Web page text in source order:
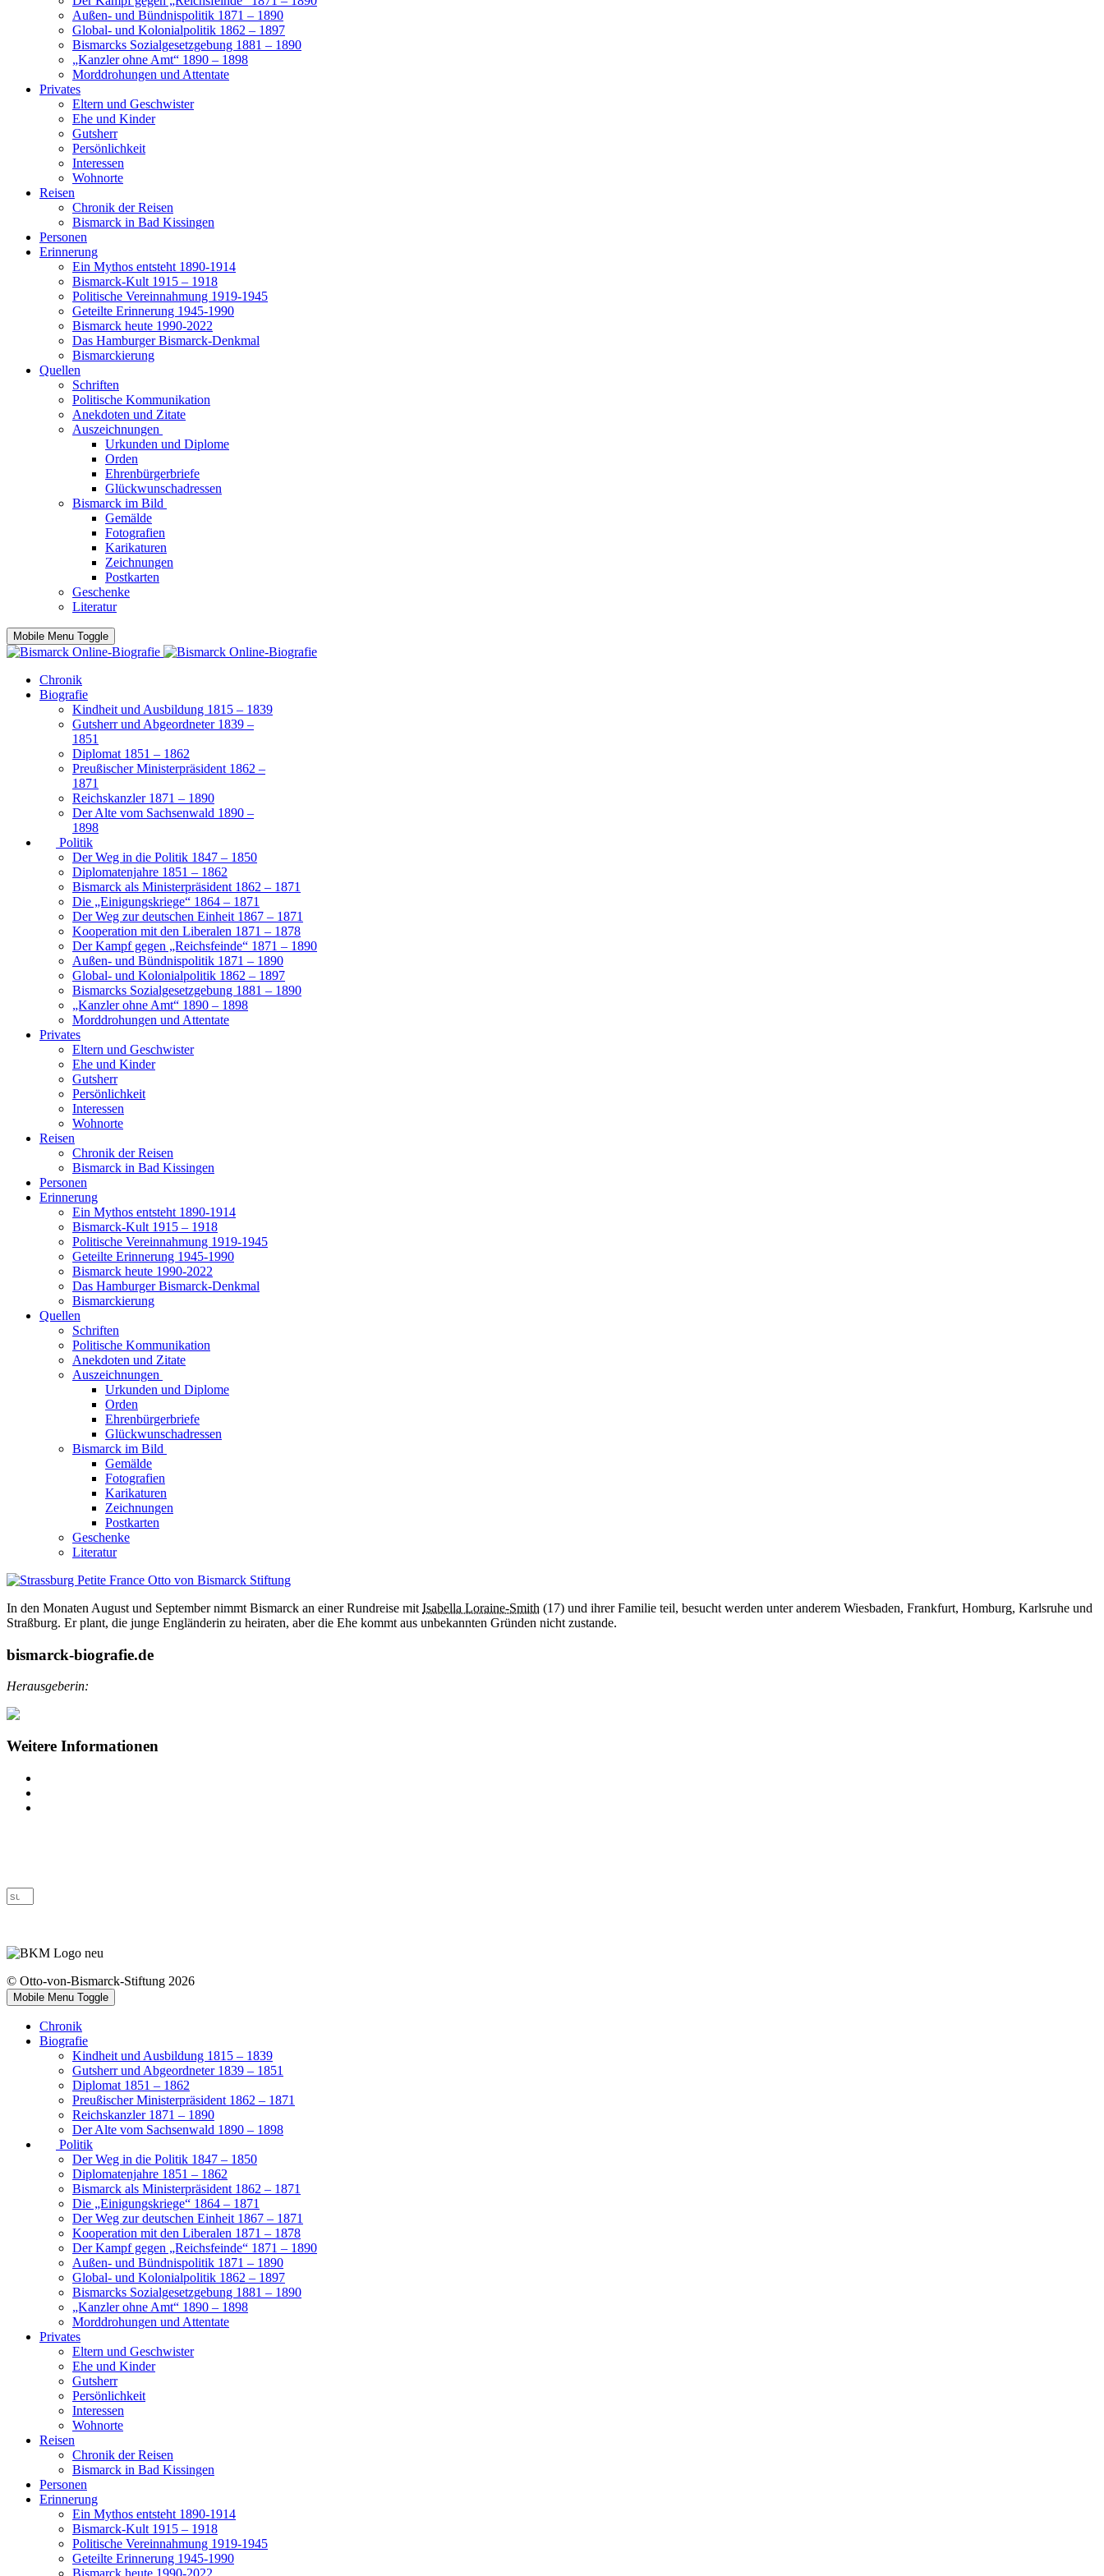
Außen- und Bündnispolitik 1871 – 1890
Global- und Kolonialpolitik 1862 – 1897
Bismarcks Sozialgesetzgebung 1881 – 1890
„Kanzler ohne Amt“ 1890 – 1898
Morddrohungen und Attentate
Privates
Eltern und Geschwister
Ehe und Kinder
Gutsherr
Persönlichkeit
Interessen
Wohnorte
Reisen
Chronik der Reisen
Bismarck in Bad Kissingen
Personen
Erinnerung
Ein Mythos entsteht 1890-1914
Bismarck-Kult 1915 – 1918
Politische Vereinnahmung 1919-1945
Geteilte Erinnerung 1945-1990
Bismarck heute 1990-2022
Das Hamburger Bismarck-Denkmal
Bismarckierung
Quellen
Schriften
Politische Kommunikation
Anekdoten und Zitate
Auszeichnungen
Urkunden und Diplome
Orden
Ehrenbürgerbriefe
Glückwunschadressen
Bismarck im Bild
Gemälde
Fotografien
Karikaturen
Zeichnungen
Postkarten
Geschenke
Literatur
Mobile Menu Toggle
Chronik
Biografie
Kindheit und Ausbildung 1815 – 1839
Gutsherr und Abgeordneter 1839 –
1851
Diplomat 1851 – 1862
Preußischer Ministerpräsident 1862 –
1871
Reichskanzler 1871 – 1890
Der Alte vom Sachsenwald 1890 –
1898
Politik
Der Weg in die Politik 1847 – 1850
Diplomatenjahre 1851 – 1862
Bismarck als Ministerpräsident 1862 – 1871
Die „Einigungskriege“ 1864 – 1871
Der Weg zur deutschen Einheit 1867 – 1871
Kooperation mit den Liberalen 1871 – 1878
Der Kampf gegen „Reichsfeinde“ 1871 – 1890
Außen- und Bündnispolitik 1871 – 1890
Global- und Kolonialpolitik 1862 – 1897
Bismarcks Sozialgesetzgebung 1881 – 1890
„Kanzler ohne Amt“ 1890 – 1898
Morddrohungen und Attentate
Privates
Eltern und Geschwister
Ehe und Kinder
Gutsherr
Persönlichkeit
Interessen
Wohnorte
Reisen
Chronik der Reisen
Bismarck in Bad Kissingen
Personen
Erinnerung
Ein Mythos entsteht 1890-1914
Bismarck-Kult 1915 – 1918
Politische Vereinnahmung 1919-1945
Geteilte Erinnerung 1945-1990
Bismarck heute 1990-2022
Das Hamburger Bismarck-Denkmal
Bismarckierung
Quellen
Schriften
Politische Kommunikation
Anekdoten und Zitate
Auszeichnungen
Urkunden und Diplome
Orden
Ehrenbürgerbriefe
Glückwunschadressen
Bismarck im Bild
Gemälde
Fotografien
Karikaturen
Zeichnungen
Postkarten
Geschenke
Literatur
In den Monaten August und September nimmt Bismarck an einer Rundreise mit Isabella Loraine-Smith (17) und ihrer Familie teil, besucht werden unter anderem Wiesbaden, Frankfurt, Homburg, Karlsruhe und
Straßburg. Er plant, die junge Engländerin zu heiraten, aber die Ehe kommt aus unbekannten Gründen nicht zustande.
bismarck-biografie.de
Herausgeberin:
Weitere Informationen
© Otto-von-Bismarck-Stiftung 2026
Mobile Menu Toggle
Chronik
Biografie
Kindheit und Ausbildung 1815 – 1839
Gutsherr und Abgeordneter 1839 – 1851
Diplomat 1851 – 1862
Preußischer Ministerpräsident 1862 – 1871
Reichskanzler 1871 – 1890
Der Alte vom Sachsenwald 1890 – 1898
Politik
Der Weg in die Politik 1847 – 1850
Diplomatenjahre 1851 – 1862
Bismarck als Ministerpräsident 1862 – 1871
Die „Einigungskriege“ 1864 – 1871
Der Weg zur deutschen Einheit 1867 – 1871
Kooperation mit den Liberalen 1871 – 1878
Der Kampf gegen „Reichsfeinde“ 1871 – 1890
Außen- und Bündnispolitik 1871 – 1890
Global- und Kolonialpolitik 1862 – 1897
Bismarcks Sozialgesetzgebung 1881 – 1890
„Kanzler ohne Amt“ 1890 – 1898
Morddrohungen und Attentate
Privates
Eltern und Geschwister
Ehe und Kinder
Gutsherr
Persönlichkeit
Interessen
Wohnorte
Reisen
Chronik der Reisen
Bismarck in Bad Kissingen
Personen
Erinnerung
Ein Mythos entsteht 1890-1914
Bismarck-Kult 1915 – 1918
Politische Vereinnahmung 1919-1945
Geteilte Erinnerung 1945-1990
Bismarck heute 1990-2022